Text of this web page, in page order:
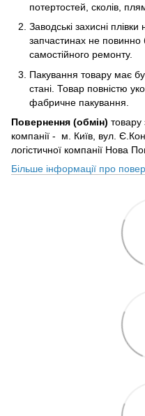
потертостей, сколів,
Заводські захисні
запчастинах не повинно
самостійного ремонту.
Пакування товару має
стані. Товар повністю
фабричне пакування.
Повернення (обмін) товару
компанії - м. Київ, вул.
логістичної компанії Нова
Більше інформації про